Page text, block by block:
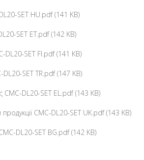
SET HU.pdf (141 KB)
SET ET.pdf (142 KB)
SET FI.pdf (141 KB)
DL20-SET TR.pdf (147 KB)
DL20-SET EL.pdf (143 KB)
CMC-DL20-SET UK.pdf (143 KB)
DL20-SET BG.pdf (142 KB)